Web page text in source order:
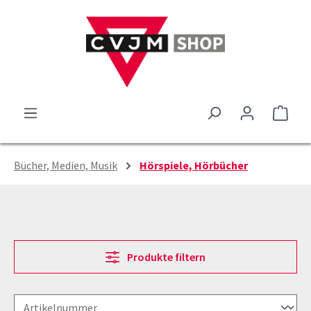
Zum Hauptinhalt springen
Bücher, Medien, Musik Hörspiele, Hörbücher
Produkte filtern